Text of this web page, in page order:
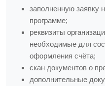
заполненную заявку
программе;
реквизиты
необходимые для
оформления счёта;
скан документов о
дополнительные